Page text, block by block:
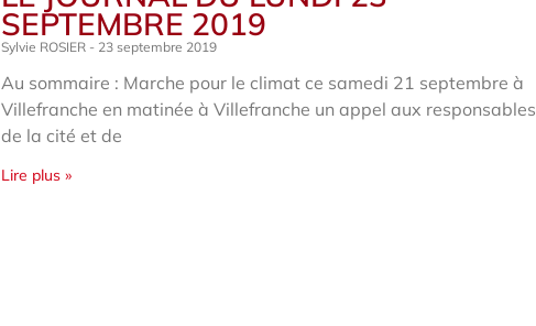
SEPTEMBRE 2019
Sylvie ROSIER 23 septembre 2019
Au sommaire : Marche pour le climat ce samedi 21 septembre à
Villefranche en matinée à Villefranche un appel aux responsables
de la cité et de
Lire plus »